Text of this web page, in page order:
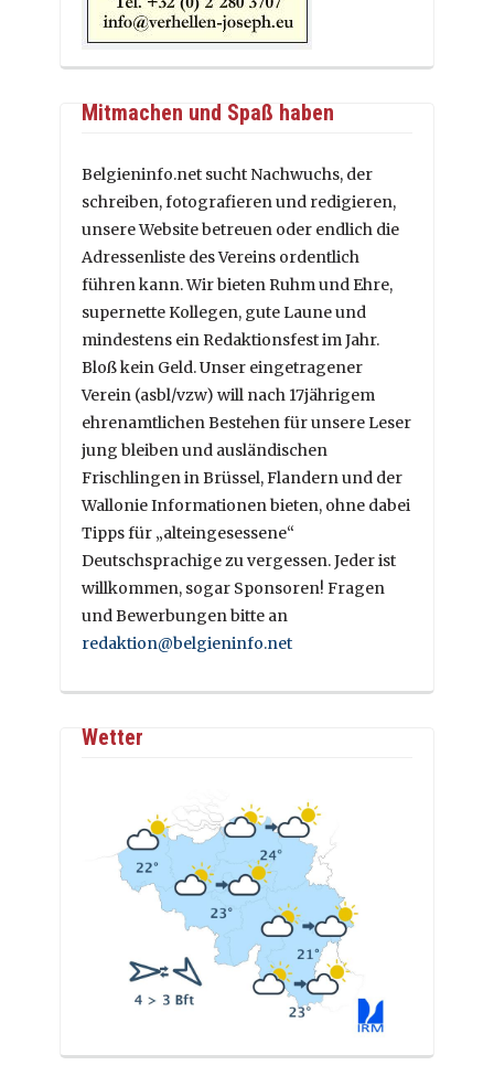
Mitmachen und Spaß haben
Belgieninfo.net sucht Nachwuchs, der
schreiben, fotografieren und redigieren,
unsere Website betreuen oder endlich die
Adressenliste des Vereins ordentlich
führen kann. Wir bieten Ruhm und Ehre,
supernette Kollegen, gute Laune und
mindestens ein Redaktionsfest im Jahr.
Bloß kein Geld. Unser eingetragener
Verein (asbl/vzw) will nach 17jährigem
ehrenamtlichen Bestehen für unsere Leser
jung bleiben und ausländischen
Frischlingen in Brüssel, Flandern und der
Wallonie Informationen bieten, ohne dabei
Tipps für „alteingesessene“
Deutschsprachige zu vergessen. Jeder ist
willkommen, sogar Sponsoren! Fragen
und Bewerbungen bitte an
redaktion@belgieninfo.net
Wetter